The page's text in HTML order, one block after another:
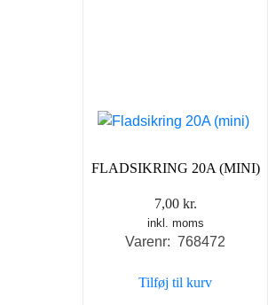
FLADSIKRING 20A (MINI)
7,00 kr.
inkl. moms
Varenr: 768472
Tilføj til kurv